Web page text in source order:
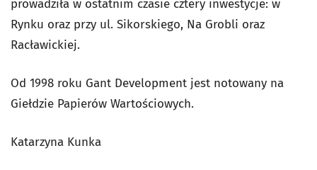
prowadziła w ostatnim czasie cztery inwestycje: w
Rynku oraz przy ul. Sikorskiego, Na Grobli oraz
Racławickiej.
Od 1998 roku Gant Development jest notowany na
Giełdzie Papierów Wartościowych.
Katarzyna Kunka